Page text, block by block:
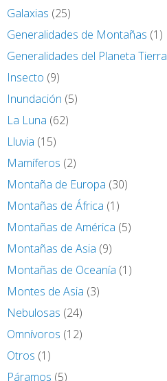
Galaxias (25)
Generalidades de Montañas (1)
Generalidades del Planeta Tierra
Insecto (9)
Inundación (5)
La Luna (62)
Lluvia (15)
Mamíferos (2)
Montaña de Europa (30)
Montañas de África (1)
Montañas de América (5)
Montañas de Asia (9)
Montañas de Oceanía (1)
Montes de Asia (3)
Nebulosas (24)
Omnívoros (12)
Otros (1)
Páramos (5)